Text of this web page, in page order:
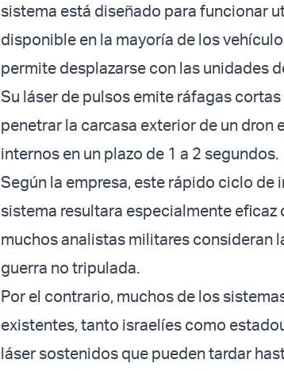
sistema está diseñado para funcionar
disponible en la mayoría de los
permite desplazarse con las unidades
Su láser de pulsos emite ráfagas
penetrar la carcasa exterior de un dron
internos en un plazo de 1 a 2 segundos.
Según la empresa, este rápido ciclo
sistema resultara especialmente eficaz
muchos analistas militares consideran
guerra no tripulada.
Por el contrario, muchos de los
existentes, tanto israelíes como
láser sostenidos que pueden tardar